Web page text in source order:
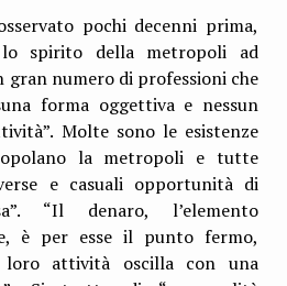
pochi decenni prima,
spirito della metropoli ad
gran numero di professioni che
forma oggettiva e nessun
Molte sono le esistenze
la metropoli e tutte
e casuali opportunità di
“Il denaro, l’elemento
è per esse il punto fermo,
attività oscilla con una